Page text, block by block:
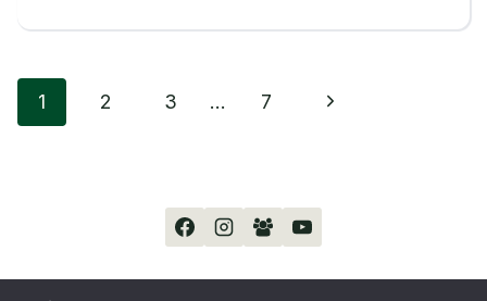
Navegação
da
1 2 3 … 7
Página